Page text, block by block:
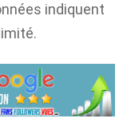
indiquent